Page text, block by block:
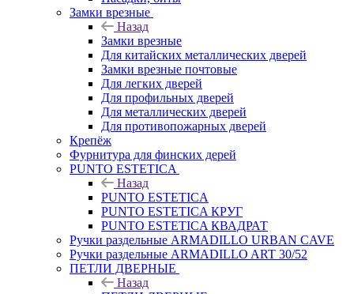
Замки врезные
Назад
Замки врезные
Для китайских металлических дверей
Замки врезные почтовые
Для легких дверей
Для профильных дверей
Для металлических дверей
Для противопожарных дверей
Крепёж
Фурнитура для финских дерей
PUNTO ESTETICA
Назад
PUNTO ESTETICA
PUNTO ESTETICA КРУГ
PUNTO ESTETICA КВАДРАТ
Ручки раздельные ARMADILLO URBAN CAVE
Ручки раздельные ARMADILLO ART 30/52
ПЕТЛИ ДВЕРНЫЕ
Назад